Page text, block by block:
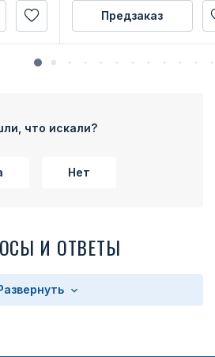
Предзаказ
что искали?
Нет
И ОТВЕТЫ